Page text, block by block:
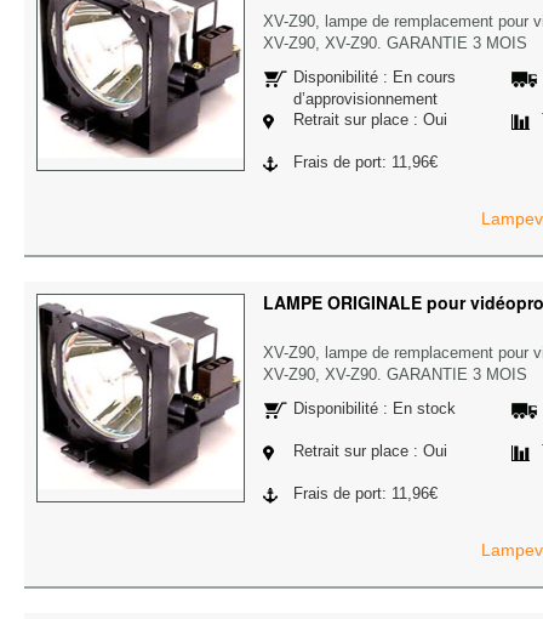
XV-Z90, lampe de remplacement pour
XV-Z90, XV-Z90. GARANTIE 3 MOIS
Disponibilité : En cours
d’approvisionnement
Retrait sur place : Oui
Frais de port: 11,96€
LAMPE ORIGINALE pour
XV-Z90, lampe de remplacement pour
XV-Z90, XV-Z90. GARANTIE 3 MOIS
Disponibilité : En stock
Retrait sur place : Oui
Frais de port: 11,96€